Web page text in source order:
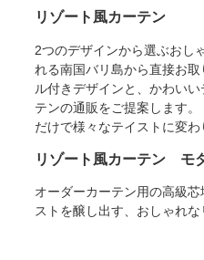
リゾート風カーテン
2つのデザインから選ぶおし
れる南国バリ島から直接お
ル付きデザインと、かわい
テンの通販をご提案します
だけで様々なテイストに変
リゾート風カーテン モ
オーダーカーテン用の高級
ストを醸し出す、おしゃれな